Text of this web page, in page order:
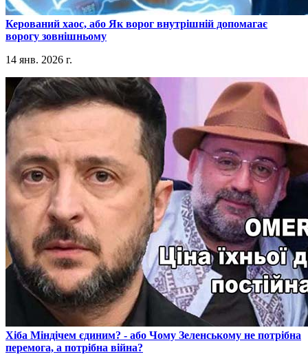
​Керований хаос, або Як ворог внутрішній допомагає
ворогу зовнішньому
14 янв. 2026 г.
​Хіба Міндічем єдиним? - або Чому Зеленському не потрібна
перемога, а потрібна війна?